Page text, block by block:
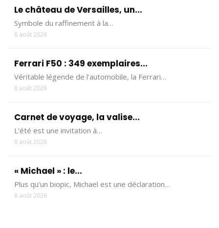
Le château de Versailles, un...
Symbole du raffinement à la…
8 août 2026
Ferrari F50 : 349 exemplaires...
Véritable légende de l’automobile, la Ferrari…
8 août 2026
Carnet de voyage, la valise...
L’été est une invitation à…
8 août 2026
« Michael » : le...
Plus qu’un biopic, Michael est une déclaration…
8 août 2026